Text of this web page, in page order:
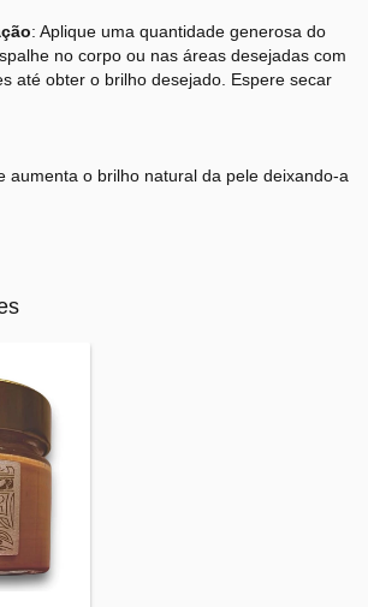
: Aplique uma quantidade generosa do
no corpo ou nas áreas desejadas com
até obter o brilho desejado. Espere secar
aumenta o brilho natural da pele deixando-a